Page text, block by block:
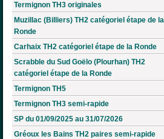
Termignon TH3 originales
Muzillac (Billiers) TH2 catégoriel étape de la
Ronde
Carhaix TH2 catégoriel étape de la Ronde
Scrabble du Sud Goëlo (Plourhan) TH2
catégoriel étape de la Ronde
Termignon TH5
Termignon TH3 semi-rapide
SP du 01/09/2025 au 31/07/2026
Gréoux les Bains TH2 paires semi-rapide